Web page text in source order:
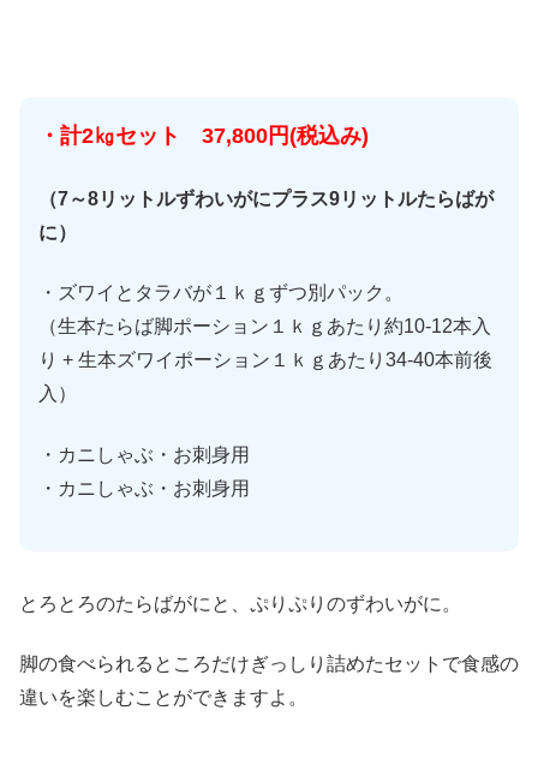
・計2㎏セット 37,800円(税込み)
（7～8リットルずわいがにプラス9リットルたらばが
に）
・ズワイとタラバが１ｋｇずつ別パック。
（生本たらば脚ポーション１ｋｇあたり約10-12本入
り + 生本ズワイポーション１ｋｇあたり34-40本前後
入）
・カニしゃぶ・お刺身用
・カニしゃぶ・お刺身用
とろとろのたらばがにと、ぷりぷりのずわいがに。
脚の食べられるところだけぎっしり詰めたセットで食感の
違いを楽しむことができますよ。